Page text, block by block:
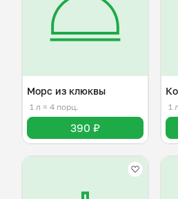
Морс из клюквы
1 л ≈ 4 порц.
390 ₽
1 л